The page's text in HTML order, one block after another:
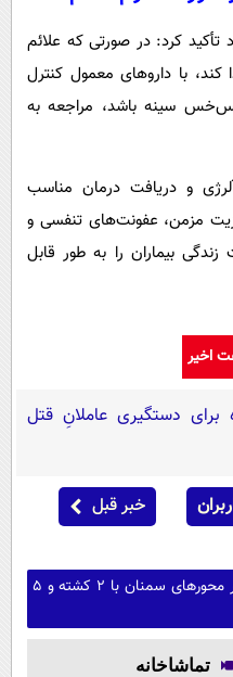
تأکید کرد: در صورتی که علائم
با داروهای معمول کنترل
سینه باشد، مراجعه به
و دریافت درمان مناسب
مزمن، عفونت‌های تنفسی و
بیماران را به طور قابل
اخیر
برای دستگیری عاملانِ قتل
خبر قبل
واژگونی مرگبار دو خودرو در محورهای سمنان با ۲ کشته و ۵
تماشاخانه